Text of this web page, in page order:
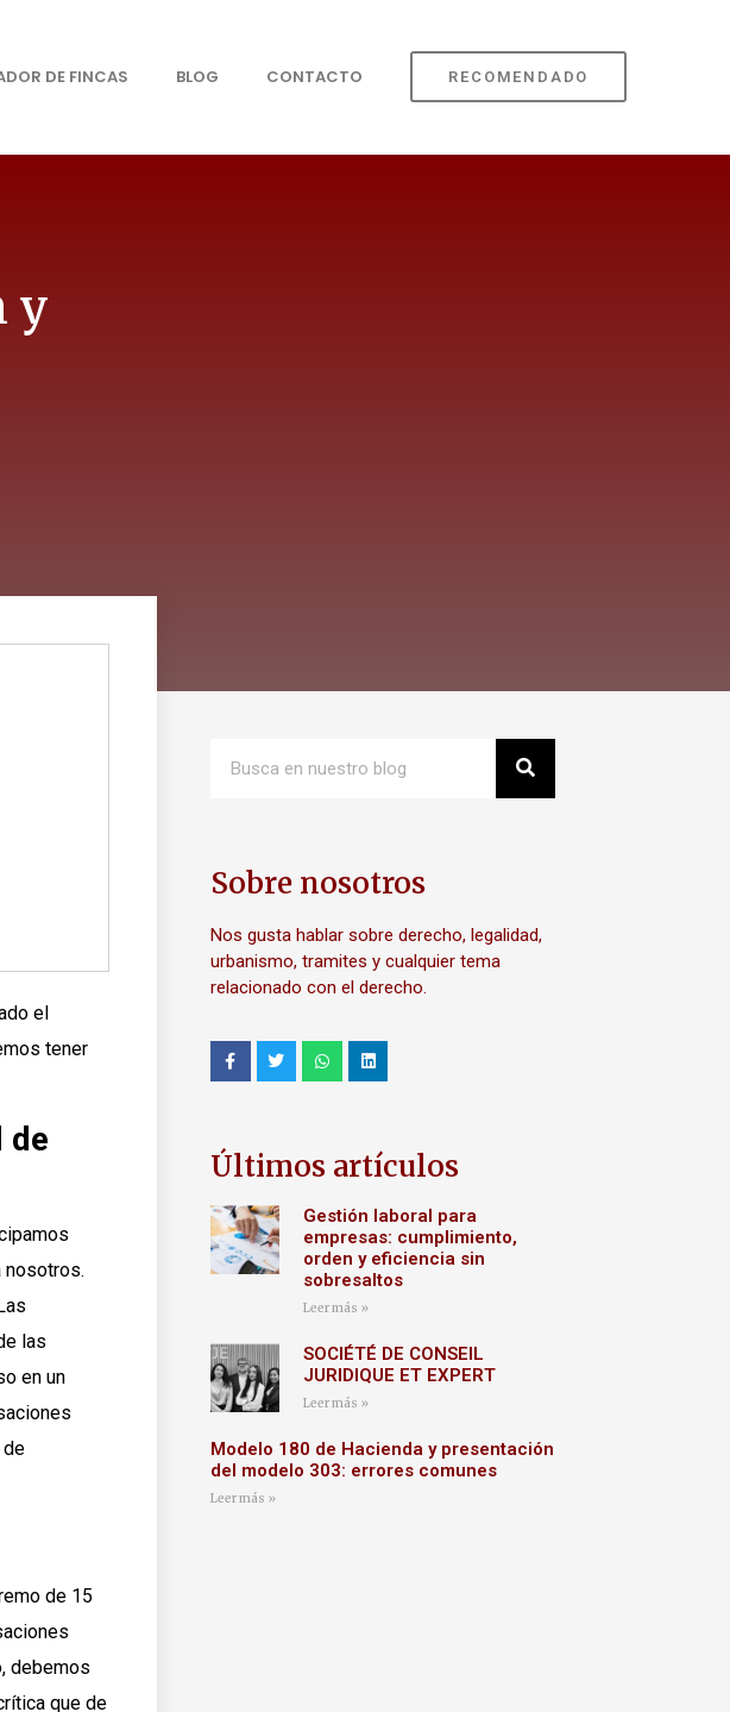
DE FINCAS BLOG CONTACTO RECOMENDADO
y
el
tener
de
nosotros.
las
en un
de
de 15
debemos
que de
Sobre nosotros
Nos gusta hablar sobre derecho, legalidad,
urbanismo, tramites y cualquier tema
relacionado con el derecho.
Últimos artículos
Gestión laboral para
empresas: cumplimiento,
orden y eficiencia sin
sobresaltos
Leer más »
SOCIÉTÉ DE CONSEIL
JURIDIQUE ET EXPERT
Leer más »
Modelo 180 de Hacienda y presentación
del modelo 303: errores comunes
Leer más »